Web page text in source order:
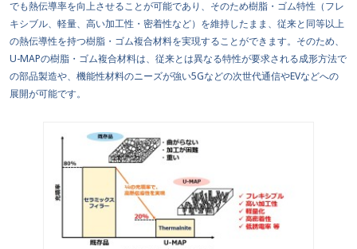
でも熱伝導率を向上させることが可能であり、そのため樹脂・ゴム特性（フレ
キシブル、軽量、高い加工性・密着性など）を維持したまま、従来と同等以上
の熱伝導性を持つ樹脂・ゴム複合材料を実現することができます。そのため、
U-MAPの樹脂・ゴム複合材料は、従来とは異なる特性が要求される成形方法で
の部品製造や、機能性材料のニーズが強い5Gなどの次世代通信やEVなどへの
展開が可能です。